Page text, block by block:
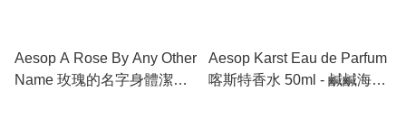
Aesop A Rose By Any Other
Name 玫瑰的名字身體潔膚
Aesop Karst Eau de Parfum
喀斯特香水 50ml - 鹹鹹海風